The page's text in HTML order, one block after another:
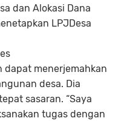
dan Alokasi Dana
LPJDesa
dapat menerjemahkan
desa. Dia
sasaran. “Saya
tugas dengan